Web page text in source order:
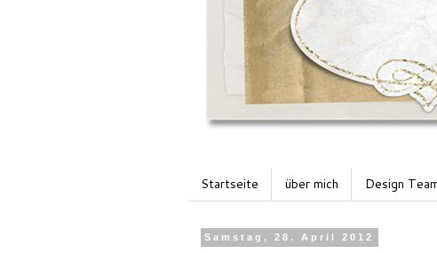
Startseite über mich Design
Samstag, 28. April 2012